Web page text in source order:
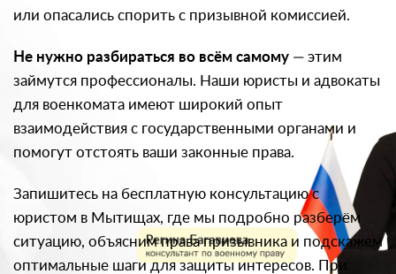
или опасались спорить с призывной комиссией.
Не нужно разбираться во всём самому — этим
займутся профессионалы. Наши юристы и адвокаты
для военкомата имеют широкий опыт
взаимодействия с государственными органами и
помогут отстоять ваши законные права.
Запишитесь на бесплатную консультацию с
юристом в Мытищах, где мы подробно разберём
ситуацию, объясним права призывника и подскажем
оптимальные шаги для защиты интересов. При